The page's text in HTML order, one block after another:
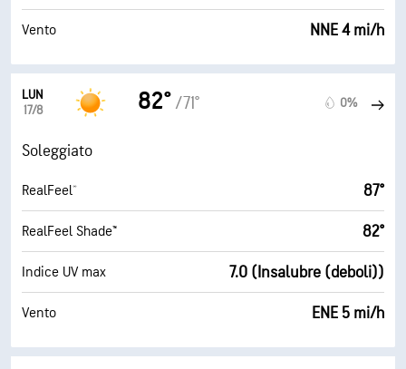
Vento NNE 4 mi/h
LUN
17/8
82° /71° 0%
Soleggiato
RealFeel® 87°
RealFeel Shade™ 82°
Indice UV max 7.0 (Insalubre (deboli))
Vento ENE 5 mi/h